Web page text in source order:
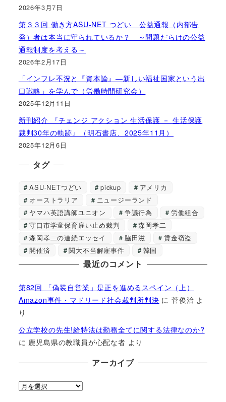
2026年3月7日
第３３回 働き方ASU-NET つどい 公益通報（内部告
発）者は本当に守られているか？ ～問題だらけの公益
通報制度を考える～
2026年2月17日
「インフレ不況と『資本論』―新しい福祉国家という出
口戦略」を学んで（労働時間研究会）
2025年12月11日
新刊紹介 『チェンジ アクション 生活保護 － 生活保護
裁判30年の軌跡』（明石書店、2025年11月）
2025年12月6日
タグ
ASU-NETつどい pickup
アメリカ
オーストラリア
ニュージーランド
ヤマハ英語講師ユニオン
争議行為
労働組合
守口市学童保育雇い止め裁判
森岡孝二
森岡孝二の連続エッセイ
脇田滋
賃金窃盗
開催済
関大不当解雇事件 韓国
最近のコメント
第82回 「偽装自営業」是正を進めるスペイン（上）
Amazon事件・マドリード社会裁判所判決 に菅俊治 よ
り
公立学校の先生!給特法は勤務全てに関する法律なのか?
に 鹿児島県の教職員が心配な者 より
アーカイブ
ア